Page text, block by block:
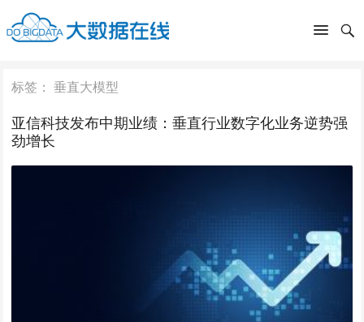
标签：垂直大模型
亚信科技发布中期业绩：垂直行业数字化业务逆势强
劲增长